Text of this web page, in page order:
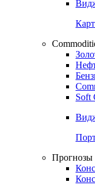
Soft
Прогнозы